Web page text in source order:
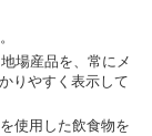
地場産品を、 常にメ
かりやすく 表示して
を使用 した飲食物を